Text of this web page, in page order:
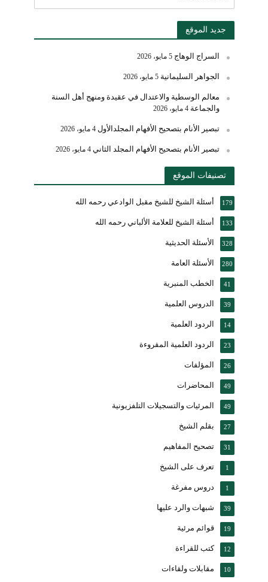
جديد الموقع
السراج الوهاج 5 مايو، 2026
الجواهر السليمانية 5 مايو، 2026
معالم الوسطية والاعتدال في عقيدة ومنهج أهل السنة
والجماعة 4 مايو، 2026
تبصير الأنام بتصحيح الأفهام المجلدالأول 4 مايو، 2026
تبصير الأنام بتصحيح الأفهام المجلد الثاني 4 مايو، 2026
تصنيفات الموقع
أسئلة الشيخ للشيخ مقبل الوادعي رحمه الله 179
أسئلة الشيخ للعلامة الألباني رحمه الله 133
الأسئلة الحديثية 328
الأسئلة العامة 280
الخطب المنبرية 41
الدروس العلمية 39
الردود العلمية 14
الردود العلمية المقروءة 23
المؤلفات 26
المحاضرات 49
المرئيات والتسجيلات التلفزيونية 49
بقلم الشيخ 27
تصحيح المفاهيم 31
تعرف على الشيخ 1
دروس مفرغة 1
شبهات والرد عليها 39
قوائم مرئية 19
كتب للقراءة 12
مقابلات ولقاءات 10